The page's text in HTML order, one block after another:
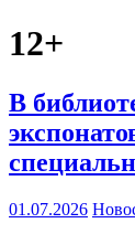
12+
В
01.07.2026